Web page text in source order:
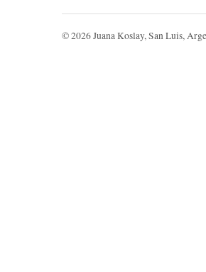
©2026Juana Koslay, San Luis,